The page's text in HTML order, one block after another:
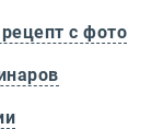
с фото